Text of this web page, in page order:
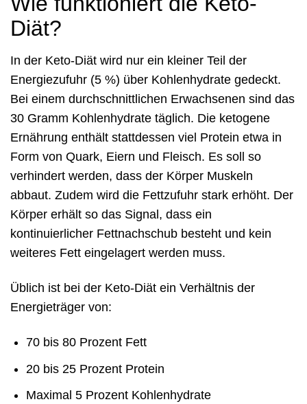
Diät?
In der Keto-Diät wird nur ein kleiner Teil der
Energiezufuhr (5 %) über Kohlenhydrate gedeckt.
Bei einem durchschnittlichen Erwachsenen sind das
30 Gramm Kohlenhydrate täglich. Die ketogene
Ernährung enthält stattdessen viel Protein etwa in
Form von Quark, Eiern und Fleisch. Es soll so
verhindert werden, dass der Körper Muskeln
abbaut. Zudem wird die Fettzufuhr stark erhöht. Der
Körper erhält so das Signal, dass ein
kontinuierlicher Fettnachschub besteht und kein
weiteres Fett eingelagert werden muss.
Üblich ist bei der Keto-Diät ein Verhältnis der
Energieträger von:
70 bis 80 Prozent Fett
20 bis 25 Prozent Protein
Maximal 5 Prozent Kohlenhydrate